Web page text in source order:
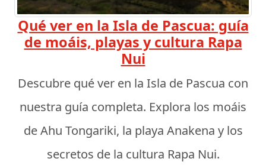
Qué ver en la Isla de Pascua: guía
de moáis, playas y cultura Rapa
Nui
Descubre qué ver en la Isla de Pascua con
nuestra guía completa. Explora los moáis
de Ahu Tongariki, la playa Anakena y los
secretos de la cultura Rapa Nui.